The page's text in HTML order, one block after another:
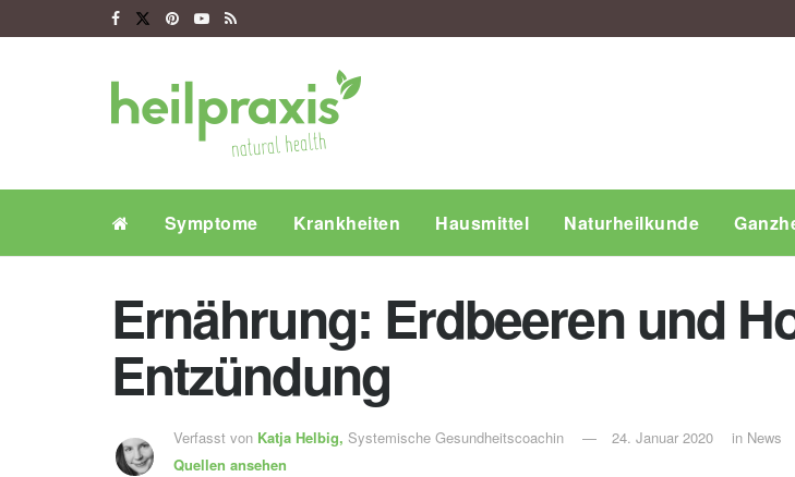
Symptome Krankheiten Hausmittel Naturheilkunde
Ernährung: Erdbeeren und
Entzündung
Verfasst von Katja Helbig, Systemische Gesundheitscoachin
Quellen ansehen
24. Januar 2020 in News